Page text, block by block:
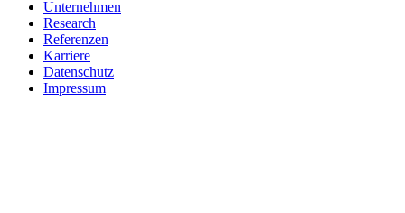
Unternehmen
Research
Referenzen
Karriere
Datenschutz
Impressum